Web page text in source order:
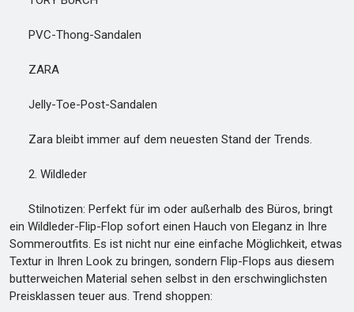
PVC-Thong-Sandalen
ZARA
Jelly-Toe-Post-Sandalen
Zara bleibt immer auf dem neuesten Stand der Trends.
2. Wildleder
Stilnotizen: Perfekt für im oder außerhalb des Büros, bringt
ein Wildleder-Flip-Flop sofort einen Hauch von Eleganz in Ihre
Sommeroutfits. Es ist nicht nur eine einfache Möglichkeit, etwas
Textur in Ihren Look zu bringen, sondern Flip-Flops aus diesem
butterweichen Material sehen selbst in den erschwinglichsten
Preisklassen teuer aus. Trend shoppen: